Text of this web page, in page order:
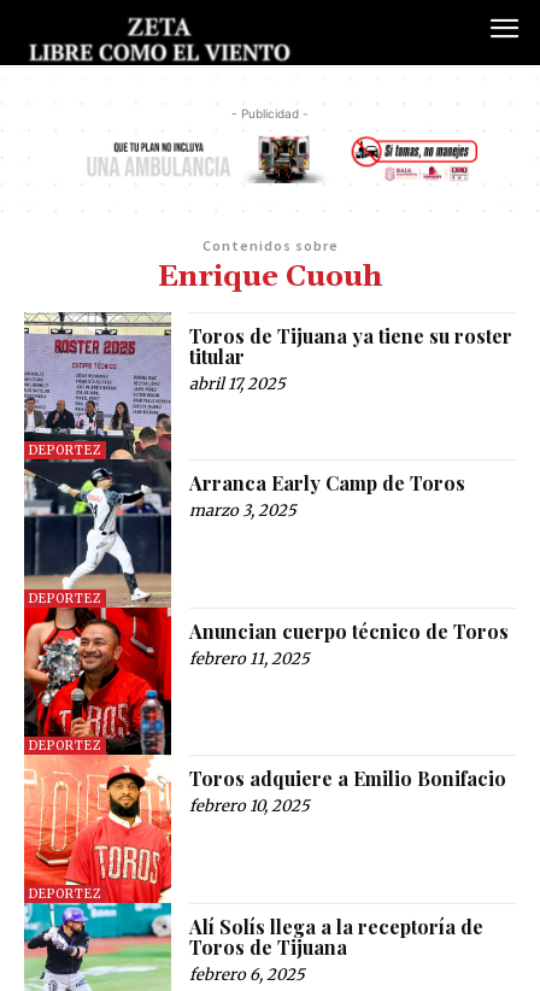
- Publicidad -
Contenidos sobre
Enrique Cuouh
DEPORTEZ
Toros de Tijuana ya tiene su roster
titular
abril 17, 2025
DEPORTEZ
Arranca Early Camp de Toros
marzo 3, 2025
DEPORTEZ
Anuncian cuerpo técnico de Toros
febrero 11, 2025
DEPORTEZ
Toros adquiere a Emilio Bonifacio
febrero 10, 2025
Alí Solís llega a la receptoría de
Toros de Tijuana
febrero 6, 2025